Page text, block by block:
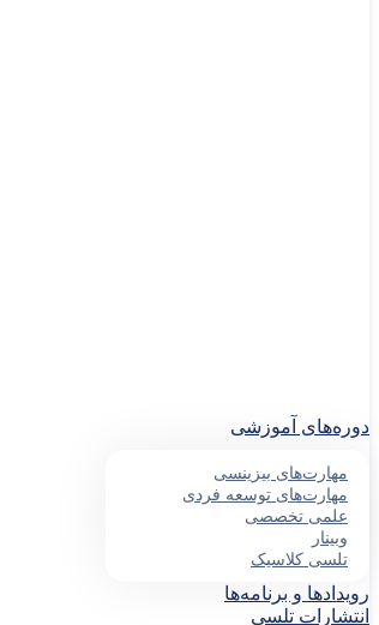
دوره‌های آموزشی
مهارت‌های بیزینسی
مهارت‌های توسعه فردی
علمی تخصصی
وبینار
تلسی کلاسیک
رویدادها و برنامه‌ها
انتشارات تلسی